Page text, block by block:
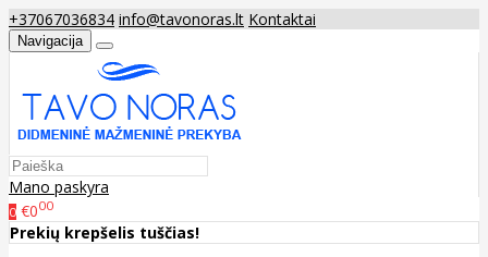
+37067036834 info@tavonoras.lt Kontaktai
Navigacija
Mano paskyra
0 €000
Prekių krepšelis tuščias!